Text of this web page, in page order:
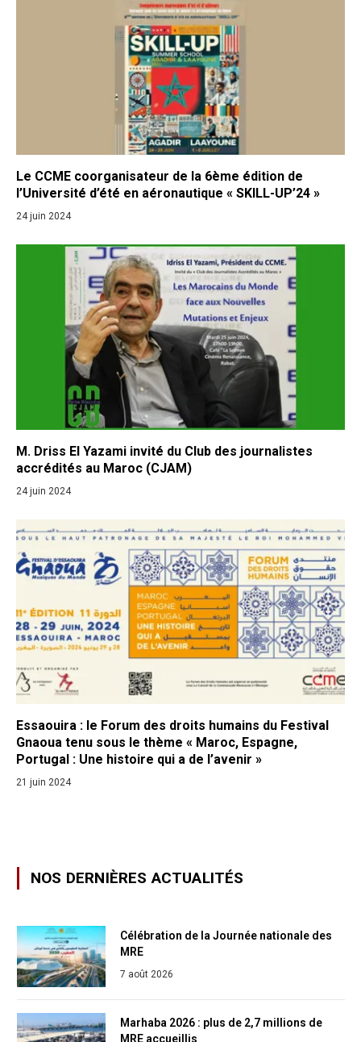
Le CCME coorganisateur de la 6ème édition de
l’Université d’été en aéronautique « SKILL-UP’24 »
24 juin 2024
M. Driss El Yazami invité du Club des journalistes
accrédités au Maroc (CJAM)
24 juin 2024
Essaouira : le Forum des droits humains du Festival
Gnaoua tenu sous le thème « Maroc, Espagne,
Portugal : Une histoire qui a de l’avenir »
21 juin 2024
NOS DERNIÈRES ACTUALITÉS
Célébration de la Journée nationale des
MRE
7 août 2026
Marhaba 2026 : plus de 2,7 millions de
MRE accueillis